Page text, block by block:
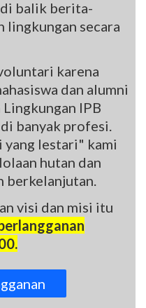
balik berita-
lingkungan secara
karena
dan alumni
IPB
banyak profesi.
yang lestari" kami
hutan dan
berkelanjutan.
visi dan misi itu